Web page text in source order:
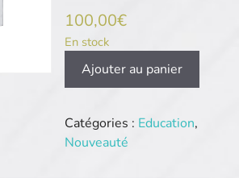
100,00€
En stock
quantité
Ajouter au panier
Catégories : Education,
Nouveauté